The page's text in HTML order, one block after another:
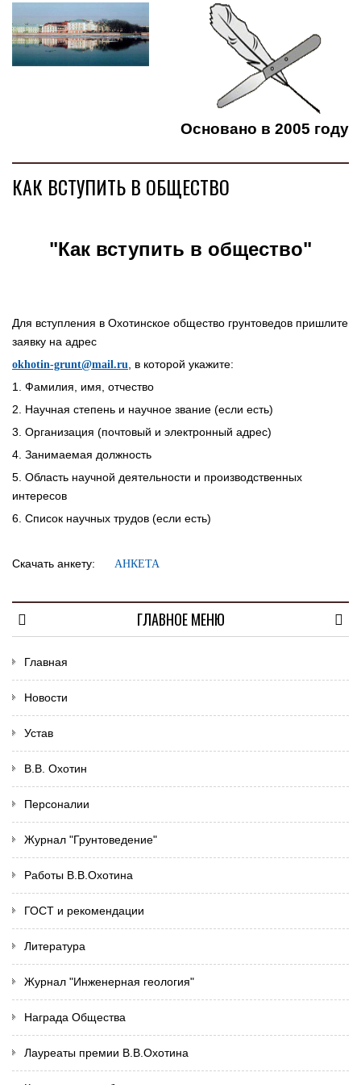
Основано в 2005 году
КАК ВСТУПИТЬ В ОБЩЕСТВО
"Как вступить в общество"
Для вступления в Охотинское общество грунтоведов пришлите
заявку на адрес
okhotin-grunt@mail.ru , в которой укажите:
1. Фамилия, имя, отчество
2. Научная степень и научное звание (если есть)
3. Организация (почтовый и электронный адрес)
4. Занимаемая должность
5. Область научной деятельности и производственных
интересов
6. Список научных трудов (если есть)
Скачать анкету: АНКЕТА
ГЛАВНОЕ МЕНЮ
Главная
Новости
Устав
В.В. Охотин
Персоналии
Журнал "Грунтоведение"
Работы В.В.Охотина
ГОСТ и рекомендации
Литература
Журнал "Инженерная геология"
Награда Общества
Лауреаты премии В.В.Охотина